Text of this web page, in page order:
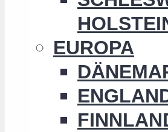
EUROPA